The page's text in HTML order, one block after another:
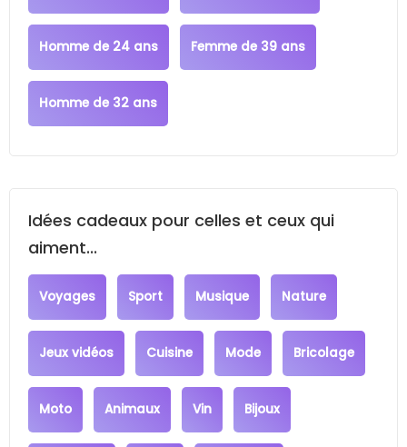
Homme de 24 ans Femme de 39 ans
Homme de 32 ans
Idées cadeaux pour celles et ceux qui
aiment...
Voyages Sport Musique Nature
Jeux vidéos Cuisine Mode Bricolage
Moto Animaux Vin Bijoux